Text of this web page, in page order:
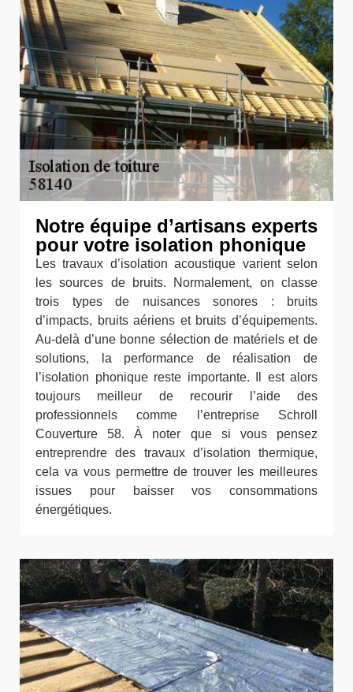
Notre équipe d’artisans experts
pour votre isolation phonique
Les travaux d’isolation acoustique varient selon
les sources de bruits. Normalement, on classe
trois types de nuisances sonores : bruits
d’impacts, bruits aériens et bruits d’équipements.
Au-delà d’une bonne sélection de matériels et de
solutions, la performance de réalisation de
l’isolation phonique reste importante. Il est alors
toujours meilleur de recourir l’aide des
professionnels comme l’entreprise Schroll
Couverture 58. À noter que si vous pensez
entreprendre des travaux d’isolation thermique,
cela va vous permettre de trouver les meilleures
issues pour baisser vos consommations
énergétiques.